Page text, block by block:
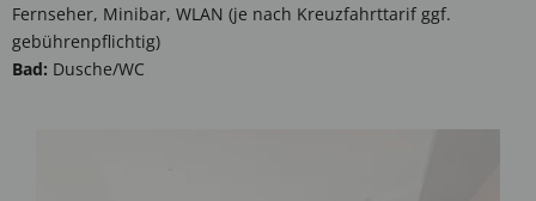
Fernseher, Minibar, WLAN (je nach Kreuzfahrttarif ggf.
gebührenpflichtig)
Bad: Dusche/WC